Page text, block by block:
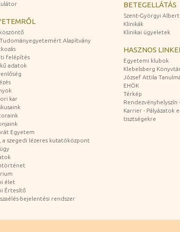
Alapítvány
felépítés
adatok
kar
Egyetem
a szegedi lézeres kutatóközpont
élet
Értesítő
bejelentési rendszer
BETEGELLÁTÁS
Szent-Györgyi
Klinikák
Klinikai ügyeletek
HASZNOS
Egyetemi klubok
Klebelsberg
József Attila
EHÖK
Térkép
Karrier - Pályázatok
tisztségekre